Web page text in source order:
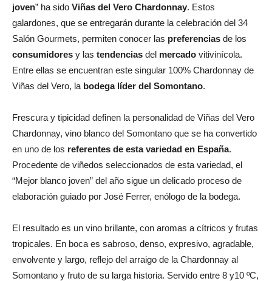
joven” ha sido Viñas del Vero Chardonnay. Estos
galardones, que se entregarán durante la celebración del 34
Salón Gourmets, permiten conocer las preferencias de los
consumidores y las tendencias del mercado vitivinícola.
Entre ellas se encuentran este singular 100% Chardonnay de
Viñas del Vero, la bodega líder del Somontano.
Frescura y tipicidad definen la personalidad de Viñas del Vero
Chardonnay, vino blanco del Somontano que se ha convertido
en uno de los referentes de esta variedad en España.
Procedente de viñedos seleccionados de esta variedad, el
“Mejor blanco joven” del año sigue un delicado proceso de
elaboración guiado por José Ferrer, enólogo de la bodega.
El resultado es un vino brillante, con aromas a cítricos y frutas
tropicales. En boca es sabroso, denso, expresivo, agradable,
envolvente y largo, reflejo del arraigo de la Chardonnay al
Somontano y fruto de su larga historia. Servido entre 8 y10 ºC,